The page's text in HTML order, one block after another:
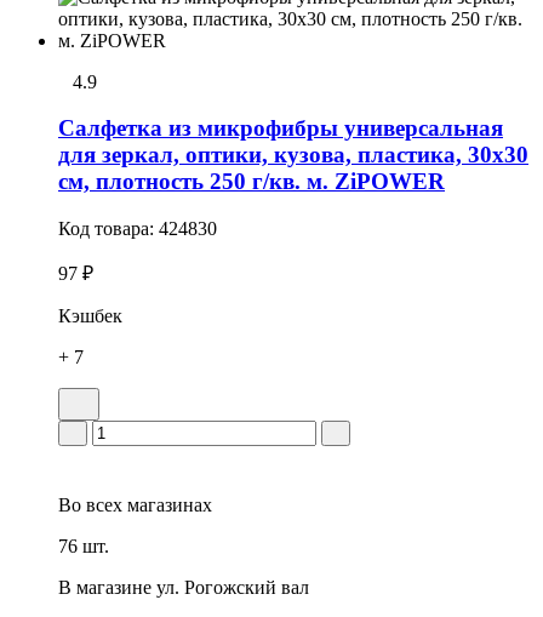
4.9
Салфетка из микрофибры универсальная
для зеркал, оптики, кузова, пластика, 30х30
см, плотность 250 г/кв. м. ZiPOWER
Код товара: 424830
97 ₽
Кэшбек
+ 7
Во всех магазинах
76 шт.
В магазине ул. Рогожский вал